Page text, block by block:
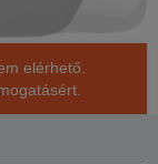
elérhető.